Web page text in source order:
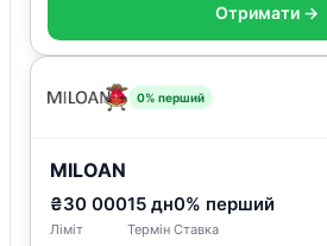
Отримати →
0% перший
MILOAN
₴30 000
Ліміт
15 дн
Термін
0% перший
Ставка